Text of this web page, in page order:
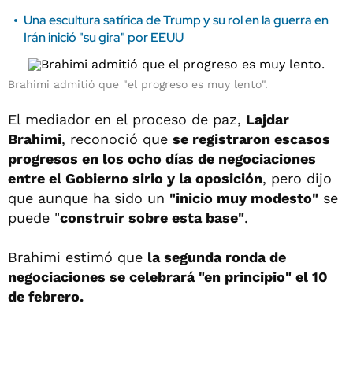
Una escultura satírica de Trump y su rol en la guerra en
Irán inició "su gira" por EEUU
Brahimi admitió que "el progreso es muy lento".
El mediador en el proceso de paz, Lajdar
Brahimi, reconoció que se registraron escasos
progresos en los ocho días de negociaciones
entre el Gobierno sirio y la oposición, pero dijo
que aunque ha sido un "inicio muy modesto" se
puede "construir sobre esta base".
Brahimi estimó que la segunda ronda de
negociaciones se celebrará "en principio" el 10
de febrero.